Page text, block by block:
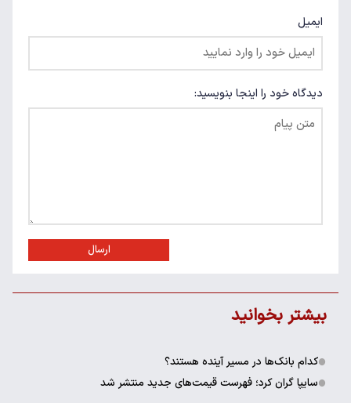
ایمیل
دیدگاه خود را اینجا بنویسید:
ارسال
بیشتر بخوانید
کدام بانک‌ها در مسیر آینده هستند؟
سایپا گران کرد؛ فهرست قیمت‌های جدید منتشر شد